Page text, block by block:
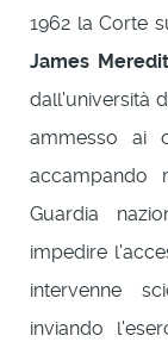
1962 la Corte
James
dall'università
ammesso ai
accampando
Guardia
impedire
intervenne
inviando